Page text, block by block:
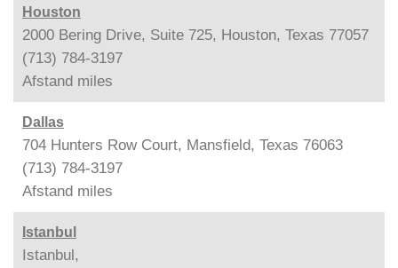
Houston
2000 Bering Drive, Suite 725, Houston, Texas 77057
(713) 784-3197
Afstand miles
Dallas
704 Hunters Row Court, Mansfield, Texas 76063
(713) 784-3197
Afstand miles
Istanbul
Istanbul,